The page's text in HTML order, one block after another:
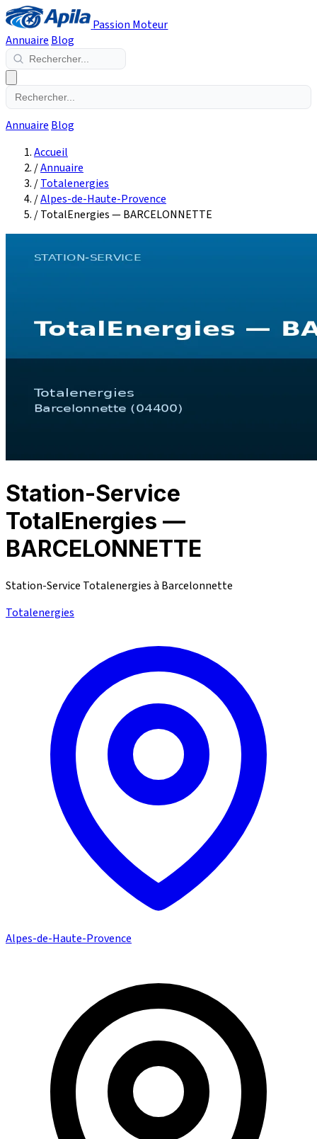
Passion Moteur
Annuaire Blog
Annuaire Blog
Accueil
/Annuaire
/Totalenergies
/Alpes-de-Haute-Provence
/TotalEnergies — BARCELONNETTE
Station-Service
TotalEnergies —
BARCELONNETTE
Station-Service Totalenergies à Barcelonnette
Totalenergies
Alpes-de-Haute-Provence